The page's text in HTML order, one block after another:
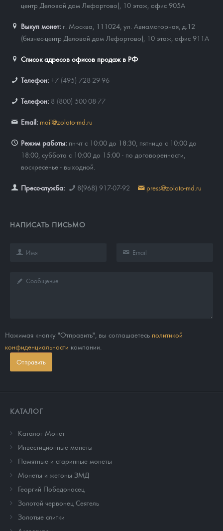
центр Деловой дом Лефортово), 10 этаж, офис 905А
Выкуп монет: г. Москва, 111024, ул. Авиамоторная, д.12
(бизнес-центр Деловой дом Лефортово), 10 этаж, офис 911А
Список адресов офисов продаж в РФ
Телефон: +7 (495) 728-29-96
Телефон: 8 (800) 500-08-77
Email: mail@zoloto-md.ru
Режим работы: пн-чт с 10:00 до 18:30, пятница с 10:00 до
18:00, суббота с 10:00 до 15:00 - по договоренности,
воскресенье - выходной.
Пресс-служба: 8(968) 917-07-92 press@zoloto-md.ru
НАПИСАТЬ ПИСЬМО
Нажимая кнопку "Отправить", вы соглашаетесь политикой
конфиденциальности компании.
Отправить
КАТАЛОГ
Каталог Монет
Инвестиционные монеты
Памятные и старинные монеты
Монеты и жетоны ЗМД
Георгий Победоносец
Золотой червонец Сеятель
Золотые слитки